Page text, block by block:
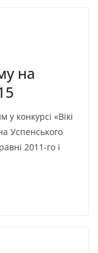
на
конкурсі «Вікі
Успенського
2011-го і